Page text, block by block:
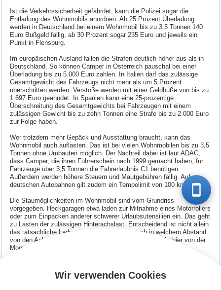
Ist die Verkehrssicherheit gefährdet, kann die Polizei sogar die
Entladung des Wohnmobils anordnen. Ab 25 Prozent Überladung
werden in Deutschland bei einem Wohnmobil bis zu 3,5 Tonnen 140
Euro Bußgeld fällig, ab 30 Prozent sogar 235 Euro und jeweils ein
Punkt in Flensburg.
Im europäischen Ausland fallen die Strafen deutlich höher aus als in
Deutschland. So können Camper in Österreich pauschal bei einer
Überladung bis zu 5.000 Euro zahlen. In Italien darf das zulässige
Gesamtgewicht des Fahrzeugs nicht mehr als um 5 Prozent
überschritten werden. Verstöße werden mit einer Geldbuße von bis zu
1.697 Euro geahndet. In Spanien kann eine 25-prozentige
Überschreitung des Gesamtgewichts bei Fahrzeugen mit einem
zulässigen Gewicht bis zu zehn Tonnen eine Strafe bis zu 2.000 Euro
zur Folge haben.
Wer trotzdem mehr Gepäck und Ausstattung braucht, kann das
Wohnmobil auch auflasten. Das ist bei vielen Wohnmobilen bis zu 3,5
Tonnen ohne Umbauten möglich. Der Nachteil dabei ist laut ADAC,
dass Camper, die ihren Führerschein nach 1999 gemacht haben, für
Fahrzeuge über 3,5 Tonnen die Fahrerlaubnis C1 benötigen.
Außerdem werden höhere Steuern und Mautgebühren fällig. Auf
deutschen Autobahnen gilt zudem ein Tempolimit von 100 km/h.
Die Staumöglichkeiten im Wohnmobil sind vom Grundriss
vorgegeben. Heckgaragen etwa laden zur Mitnahme eines Motorrollers
oder zum Einpacken anderer schwerer Urlaubsutensilien ein. Das geht
zu Lasten der zulässigen Hinterachslast. Entscheidend ist nicht allein
das tatsächliche Ladungsgewicht, sondern auch in welchem Abstand
von den Achsen es verstaut wird. Der Fachmann spricht hier von der
Momentenwirkung.
Verfügung zu stellen. Immer wieder über neue Themen zu berichten,
stellt uns vor eine große Aufgabe. Wir sind dankbar, dass wir auch hin
Wir verwenden Cookies